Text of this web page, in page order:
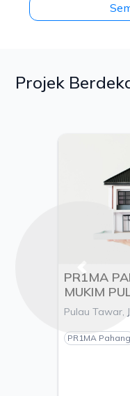
Projek
PR1MA
MUKIM
DAERAH
- PEMAJU
&
Pulau Tawar,
PR1MA Pahang
Previous